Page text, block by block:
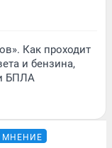
Как проходит
и бензина,
БПЛА
МНЕНИЕ